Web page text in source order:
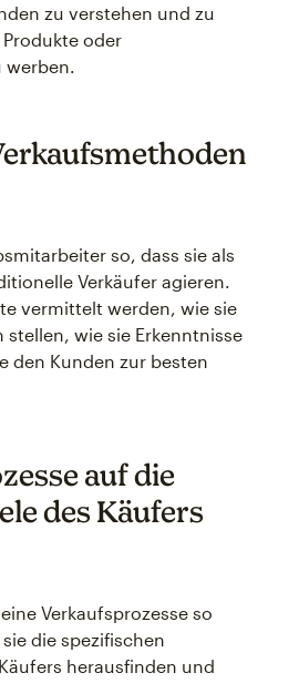
zu verstehen und zu
oder
werben.
so, dass sie als
Verkäufer agieren.
vermittelt werden, wie sie
wie sie Erkenntnisse
den Kunden zur besten
auf die
des Käufers
Verkaufsprozesse so
die spezifischen
herausfinden und